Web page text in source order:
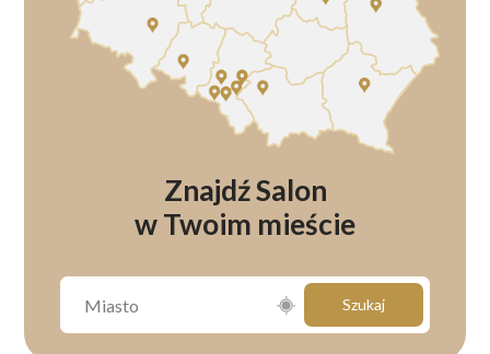
Znajdź Salon
w Twoim mieście
Szukaj